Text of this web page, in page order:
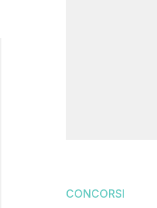
CONCORSI